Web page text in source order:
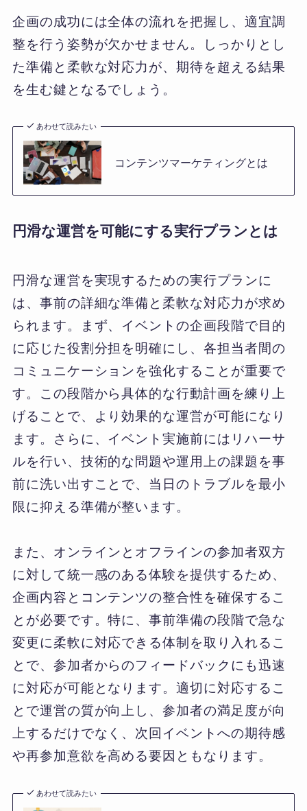
企画の成功には全体の流れを把握し、適宜調
整を行う姿勢が欠かせません。しっかりとし
た準備と柔軟な対応力が、期待を超える結果
を生む鍵となるでしょう。
あわせて読みたい
コンテンツマーケティングとは
円滑な運営を可能にする実行プランとは
円滑な運営を実現するための実行プランに
は、事前の詳細な準備と柔軟な対応力が求め
られます。まず、イベントの企画段階で目的
に応じた役割分担を明確にし、各担当者間の
コミュニケーションを強化することが重要で
す。この段階から具体的な行動計画を練り上
げることで、より効果的な運営が可能になり
ます。さらに、イベント実施前にはリハーサ
ルを行い、技術的な問題や運用上の課題を事
前に洗い出すことで、当日のトラブルを最小
限に抑える準備が整います。
また、オンラインとオフラインの参加者双方
に対して統一感のある体験を提供するため、
企画内容とコンテンツの整合性を確保するこ
とが必要です。特に、事前準備の段階で急な
変更に柔軟に対応できる体制を取り入れるこ
とで、参加者からのフィードバックにも迅速
に対応が可能となります。適切に対応するこ
とで運営の質が向上し、参加者の満足度が向
上するだけでなく、次回イベントへの期待感
や再参加意欲を高める要因ともなります。
あわせて読みたい